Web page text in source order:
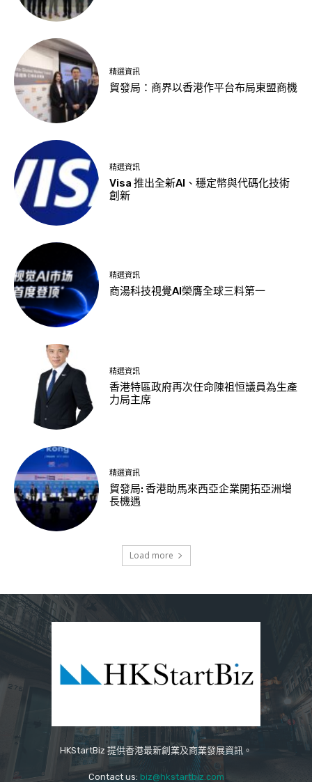
精選資訊
貿發局：商界以香港作平台布局東盟商機
精選資訊
Visa 推出全新AI、穩定幣與代碼化技術
創新
精選資訊
商湯科技視覺AI榮膺全球三料第一
精選資訊
香港特區政府再次任命陳祖恒議員為生產
力局主席
精選資訊
貿發局: 香港助馬來西亞企業開拓亞洲增
長機遇
Load more
HKStartBiz 提供香港最新創業及商業發展資訊。
Contact us: biz@hkstartbiz.com